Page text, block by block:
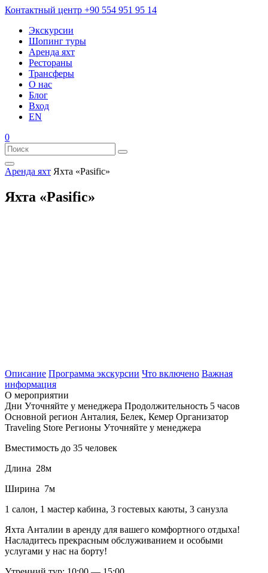
Контактный центр +90 554 951 95 14
Экскурсии
Шопинг туры
Аренда яхт
Рестораны
Трансферы
О нас
Блог
Вход
EN
0
Аренда яхт Яхта «Pasific»
Яхта «Pasific»
Описание Программа экскурсии Что включено Важная
информация
О мероприятии
Дни Уточняйте у менеджера Продолжительность 5 часов
Основной регион Анталия, Белек, Кемер Организатор
Traveling Store Регионы Уточняйте у менеджера
Вместимость до 35 человек
Длина 28м
Ширина 7м
1 салон, 1 мастер кабина, 3 гостевых каюты, 3 санузла
Яхта Анталии в аренду для вашего комфортного отдыха!
Насладитесь прекрасным обслуживанием и особыми
услугами у нас на борту!